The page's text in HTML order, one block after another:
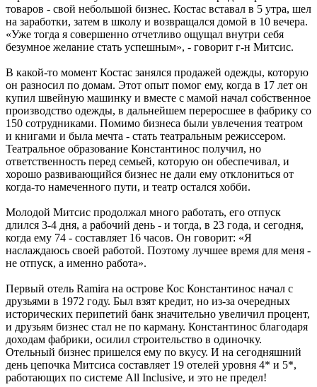
товаров - свой небольшой бизнес. Костас вставал в 5 утра, шел
на заработки, затем в школу и возвращался домой в 10 вечера.
«Уже тогда я совершенно отчетливо ощущал внутри себя
безумное желание стать успешным», - говорит г-н Митсис.
В какой-то момент Костас занялся продажей одежды, которую
он разносил по домам. Этот опыт помог ему, когда в 17 лет он
купил швейную машинку и вместе с мамой начал собственное
производство одежды, в дальнейшем переросшее в фабрику со
150 сотрудниками. Помимо бизнеса были увлечения театром
и книгами и была мечта - стать театральным режиссером.
Театральное образование Константинос получил, но
ответственность перед семьей, которую он обеспечивал, и
хорошо развивающийся бизнес не дали ему отклониться от
когда-то намеченного пути, и театр остался хобби.
Молодой Митсис продолжал много работать, его отпуск
длился 3-4 дня, а рабочий день - и тогда, в 23 года, и сегодня,
когда ему 74 - составляет 16 часов. Он говорит: «Я
наслаждаюсь своей работой. Поэтому лучшее время для меня -
не отпуск, а именно работа».
Первый отель Ramira на острове Кос Константинос начал с
друзьями в 1972 году. Был взят кредит, но из-за очередных
исторических перипетий банк значительно увеличил процент,
и друзьям бизнес стал не по карману. Константинос благодаря
доходам фабрики, осилил строительство в одиночку.
Отельный бизнес пришелся ему по вкусу. И на сегодняшний
день цепочка Митсиса составляет 19 отелей уровня 4* и 5*,
работающих по системе All Inclusive, и это не предел!